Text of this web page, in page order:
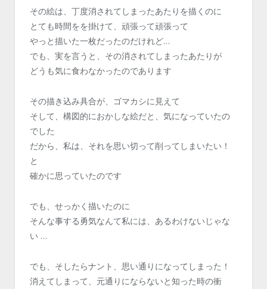
その絵は、丁度消されてしまったあたりを描くのに
とても時間をを掛けて、頑張って頑張って
やっと描いた一枚だったのだけれど…
でも、実を言うと、その消されてしまったあたりが
どうも気に食わなかったのであります
その描き込み具合が、ゴマカシに見えて
そして、構図的におかしな絵だと、気になっていたの
でした
だから、私は、それを思い切って削ってしまいたい！
と
確かに思っていたのです
でも、せっかく描いたのに
そんな事する勇気なんて私には、あるわけないじゃな
い …
でも、そしたらナント、思い通りになってしまった！
消えてしまって、元通りにならないと知った時の衝